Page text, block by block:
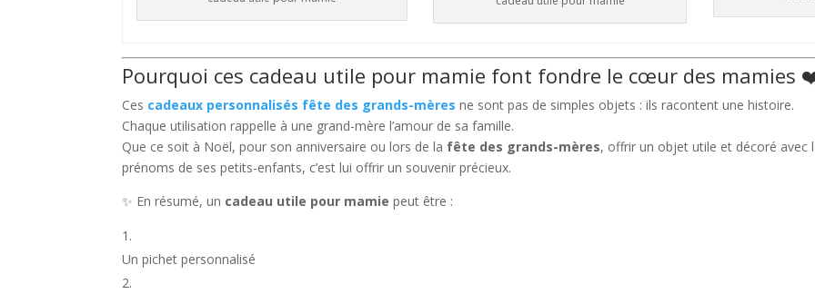
Pourquoi ces cadeau utile pour mamie font fondre le cœur des mamies
Ces cadeaux personnalisés fête des grands-mères ne sont pas de simples objets : ils racontent une histoire.
Chaque utilisation rappelle à une grand-mère l’amour de sa famille.
Que ce soit à Noël, pour son anniversaire ou lors de la fête des grands-mères, offrir un objet utile et décoré avec
prénoms de ses petits-enfants, c’est lui offrir un souvenir précieux.
✨ En résumé, un cadeau utile pour mamie peut être :
Un pichet personnalisé